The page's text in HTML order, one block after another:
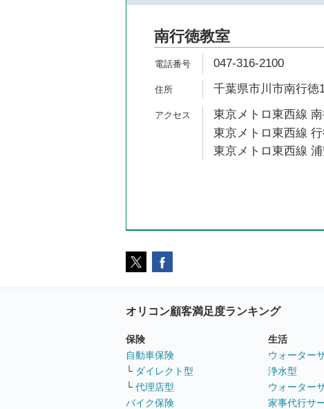
南行徳教室
047-316-2100
千葉県市川市南行徳
東京メトロ東西線
東京メトロ東西線
東京メトロ東西線
オリコン顧客満足度ランキング
保険
自動車保険
└ ダイレクト型
└ 代理店型
バイク保険
生活
ウォーター
浄水型
ウォーター
家事代行サ